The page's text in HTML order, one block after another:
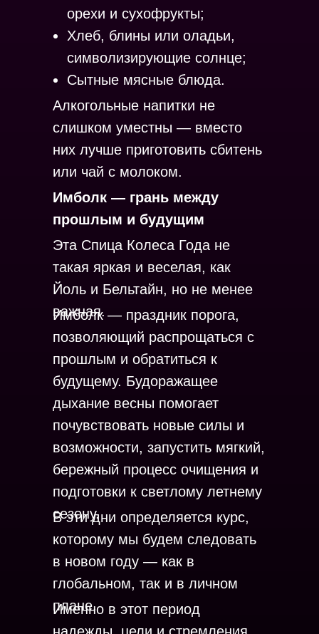
Алкогольные напитки не
слишком уместны — вместо
них лучше приготовить сбитень
или чай с молоком.
Имболк — грань между
прошлым и будущим
Эта Спица Колеса Года не
такая яркая и веселая, как
Йоль и Бельтайн, но не менее
важная.
Имболк — праздник порога,
позволяющий распрощаться с
прошлым и обратиться к
будущему. Будоражащее
дыхание весны помогает
почувствовать новые силы и
возможности, запустить мягкий,
бережный процесс очищения и
подготовки к светлому летнему
сезону.
В эти дни определяется курс,
которому мы будем следовать
в новом году — как в
глобальном, так и в личном
плане.
Именно в этот период
орехи и сухофрукты;
Хлеб, блины или оладьи,
символизирующие солнце;
Сытные мясные блюда.